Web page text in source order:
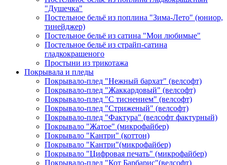
"Душечка"
Постельное бельё из поплина "Зима-Лето" (юниор,
тинейджер)
Постельное бельё из сатина "Мои любимые"
Постельное бельё из страйп-сатина
гладкокрашеного
Простыни из трикотажа
Покрывала и пледы
Покрывало-плед "Нежный бархат" (велсофт)
Покрывало-плед "Жаккардовый" (велсофт)
Покрывало-плед "С тиснением" (велсофт)
Покрывало-плед "Стриженый" (велсофт)
Покрывало-плед "Фактура" (велсофт фактурный)
Покрывало "Жатое" (микрофайбер)
Покрывало "Кантри" (коттон)
Покрывало "Кантри"(микрофайбер)
Покрывало "Цифровая печать" (микрофайбер)
Покрывало-плед "Кот Барбарис"(велсофт)